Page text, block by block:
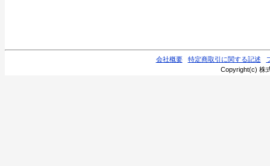
会社概要 特定商取引に関する記述
Copyright(c) 株